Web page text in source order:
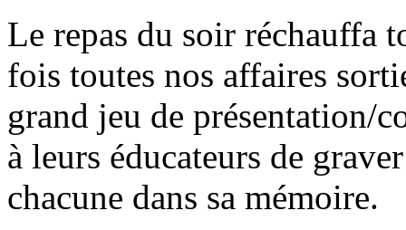
Le repas du soir réchauffa
fois toutes nos affaires
grand jeu de présentation/
à leurs éducateurs de
chacune dans sa mémoire.